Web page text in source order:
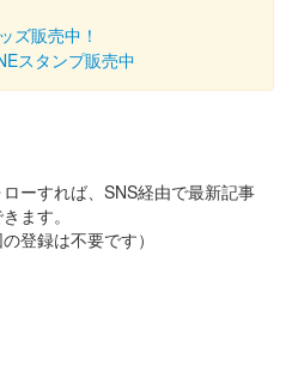
ズ販売中！
スタンプ販売中
ーすれば、SNS経由で最新記事
ます。
登録は不要です）